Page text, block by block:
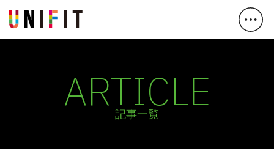
ARTICLE
記事一覧